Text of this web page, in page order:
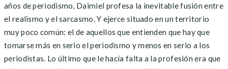
años de periodismo, Daimiel profesa la inevitable fusión entre
el realismo y el sarcasmo. Y ejerce situado en un territorio
muy poco común: el de aquellos que entienden que hay que
tomarse más en serio el periodismo y menos en serio a los
periodistas. Lo último que le hacía falta a la profesión era que